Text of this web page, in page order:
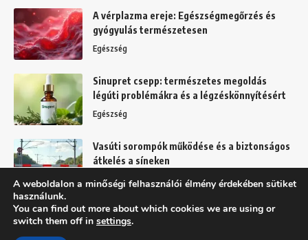
A vérplazma ereje: Egészségmegőrzés és
gyógyulás természetesen
Egészség
Sinupret csepp: természetes megoldás
légúti problémákra és a légzéskönnyítésért
Egészség
Vasúti sorompók működése és a biztonságos
átkelés a síneken
Mindennapok
Felhasználási feltételek
A weboldalon a minőségi felhasználói élmény érdekében sütiket
használunk.
You can find out more about which cookies we are using or
switch them off in settings.